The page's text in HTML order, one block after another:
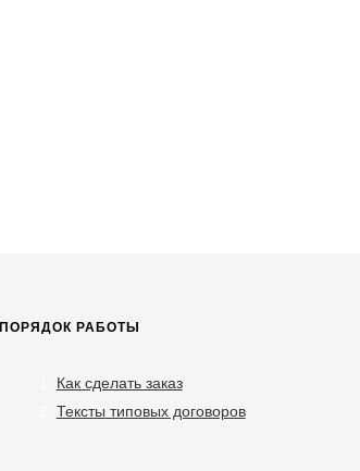
ПОРЯДОК РАБОТЫ
Как сделать заказ
Тексты типовых договоров